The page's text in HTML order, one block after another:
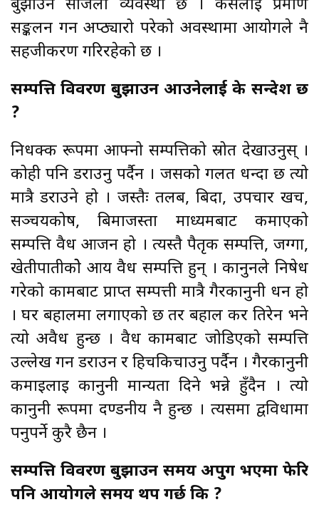
बुझाउन सजिलो व्यवस्था छ । कसैलाई प्रमाण
सङ्कलन गर्न अप्ठ्यारो परेको अवस्थामा आयोगले नै
सहजीकरण गरिरहेको छ ।
सम्पत्ति विवरण बुझाउन आउनेलाई के सन्देश छ
?
निर्धक्क रूपमा आफ्नो सम्पत्तिको स्रोत देखाउनुस् ।
कोही पनि डराउनु पर्दैन । जसको गलत धन्दा छ त्यो
मात्रै डराउने हो । जस्तैः तलब, बिदा, उपचार खर्च,
सञ्चयकोष, बिमाजस्ता माध्यमबाट कमाएको
सम्पत्ति वैध आर्जन हो । त्यस्तै पैतृक सम्पत्ति, जग्गा,
खेतीपातीकोे आय वैध सम्पत्ति हुन् । कानुनले निषेध
गरेको कामबाट प्राप्त सम्पत्ती मात्रै गैरकानुनी धन हो
। घर बहालमा लगाएको छ तर बहाल कर तिरेन भने
त्यो अवैध हुन्छ । वैध कामबाट जोडिएको सम्पत्ति
उल्लेख गर्न डराउन र हिचकिचाउनु पर्दैन । गैरकानुनी
कमाइलाई कानुनी मान्यता दिने भन्ने हुँदैन । त्यो
कानुनी रूपमा दण्डनीय नै हुन्छ । त्यसमा द्वविधामा
पर्नुपर्ने कुरै छैन ।
सम्पत्ति विवरण बुझाउन समय अपुग भएमा फेरि
पनि आयोगले समय थप गर्छ कि ?